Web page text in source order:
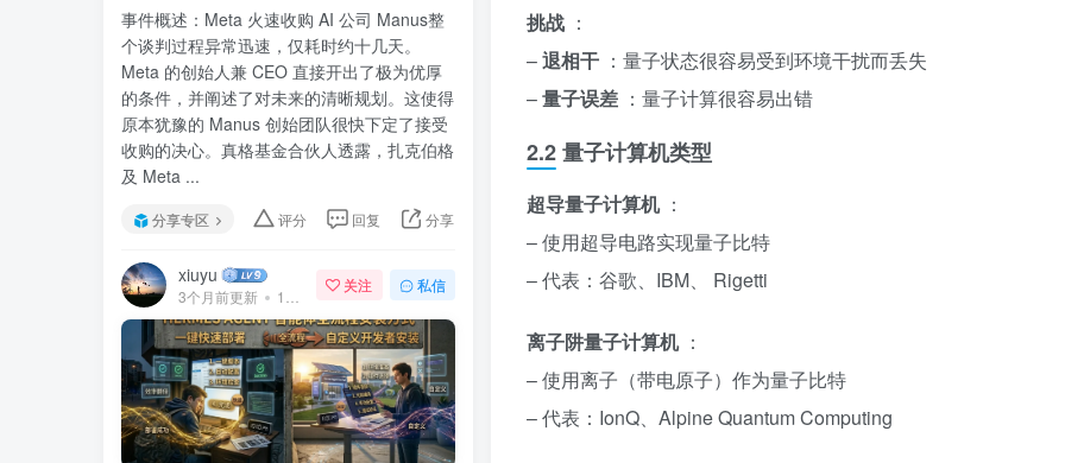
挑战 ：
–退相干 ：量子状态很容易受到环境干扰而丢失
–量子误差 ：量子计算很容易出错
2.2 量子计算机类型
超导量子计算机 ：
– 使用超导电路实现量子比特
– 代表：谷歌、IBM、 Rigetti
离子阱量子计算机 ：
– 使用离子（带电原子）作为量子比特
– 代表：IonQ、Alpine Quantum Computing
事件概述：Meta 火速收购 AI 公司 Manus整
个谈判过程异常迅速，仅耗时约十几天。
Meta 的创始人兼 CEO 直接开出了极为优厚
的条件，并阐述了对未来的清晰规划。这使得
原本犹豫的 Manus 创始团队很快下定了接受
收购的决心。真格基金合伙人透露，扎克伯格
及 Meta ...
分享专区 评分 回复 分享
xiuyu
3个月前更新 140次阅读
关注 私信